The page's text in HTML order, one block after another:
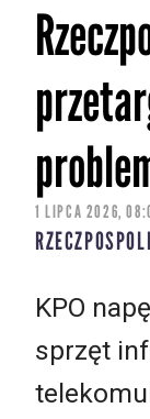
1 LIPCA 2026,
KPO
sprzęt